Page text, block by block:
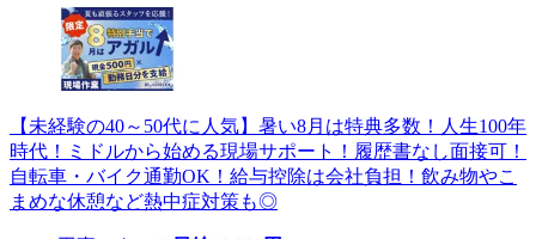
【未経験の40～50代に人気】暑い8月は特典多数！人生100年
時代！ミドルから始める現場サポート！履歴書なし面接可！
自転車・バイク通勤OK！給与控除は会社負担！飲み物やこ
まめな休憩など熱中症対策も◎